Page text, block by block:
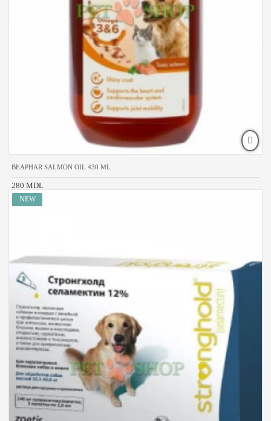
BEAPHAR SALMON OIL 430 ML
280 MDL